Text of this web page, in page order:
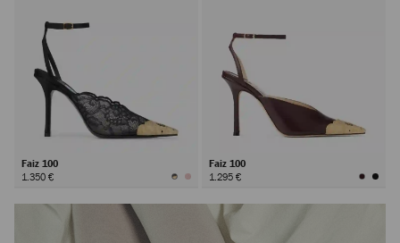
Faiz 100
1.350 €
Faiz 100
1.295 €